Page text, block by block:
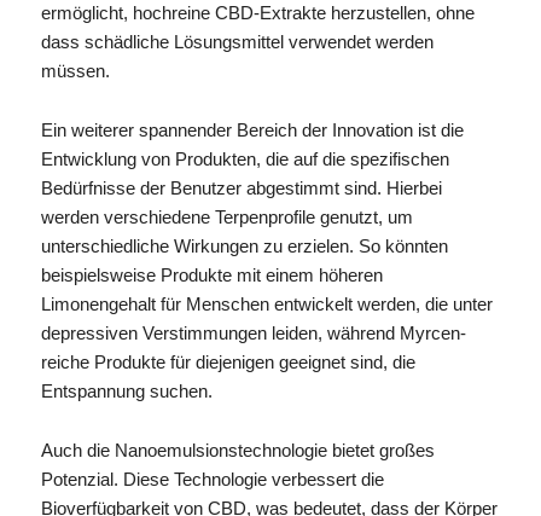
ermöglicht, hochreine CBD-Extrakte herzustellen, ohne
dass schädliche Lösungsmittel verwendet werden
müssen.
Ein weiterer spannender Bereich der Innovation ist die
Entwicklung von Produkten, die auf die spezifischen
Bedürfnisse der Benutzer abgestimmt sind. Hierbei
werden verschiedene Terpenprofile genutzt, um
unterschiedliche Wirkungen zu erzielen. So könnten
beispielsweise Produkte mit einem höheren
Limonengehalt für Menschen entwickelt werden, die unter
depressiven Verstimmungen leiden, während Myrcen-
reiche Produkte für diejenigen geeignet sind, die
Entspannung suchen.
Auch die Nanoemulsionstechnologie bietet großes
Potenzial. Diese Technologie verbessert die
Bioverfügbarkeit von CBD, was bedeutet, dass der Körper